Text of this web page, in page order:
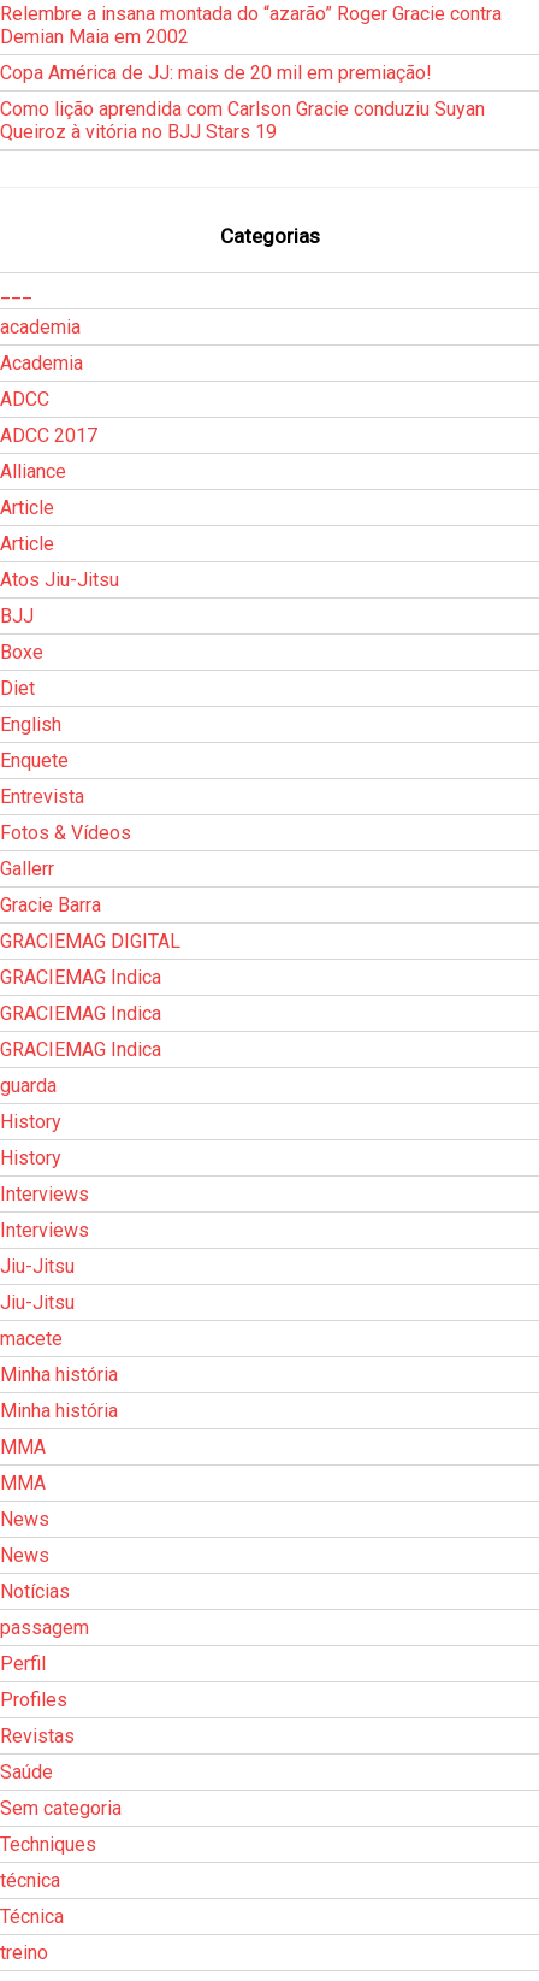
Relembre a insana montada do “azarão” Roger Gracie contra
Demian Maia em 2002
Copa América de JJ: mais de 20 mil em premiação!
Como lição aprendida com Carlson Gracie conduziu Suyan
Queiroz à vitória no BJJ Stars 19
Categorias
academia
Academia
ADCC
ADCC 2017
Alliance
Article
Article
Atos Jiu-Jitsu
BJJ
Boxe
Diet
English
Enquete
Entrevista
Fotos & Vídeos
Gallerr
Gracie Barra
GRACIEMAG DIGITAL
GRACIEMAG Indica
GRACIEMAG Indica
GRACIEMAG Indica
guarda
History
History
Interviews
Interviews
Jiu-Jitsu
Jiu-Jitsu
macete
Minha história
Minha história
MMA
MMA
News
News
Notícias
passagem
Perfil
Profiles
Revistas
Saúde
Sem categoria
Techniques
técnica
Técnica
treino